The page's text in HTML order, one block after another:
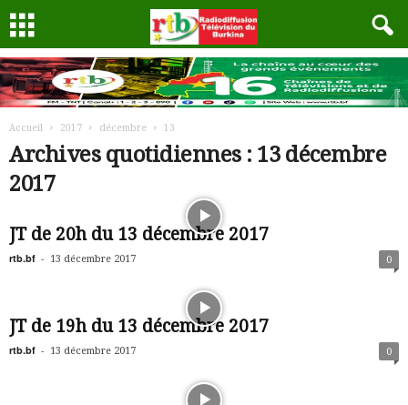
Accueil 2017 décembre 13
Archives quotidiennes : 13 décembre
2017
JT de 20h du 13 décembre 2017
rtb.bf - 13 décembre 2017 0
JT de 19h du 13 décembre 2017
rtb.bf - 13 décembre 2017 0